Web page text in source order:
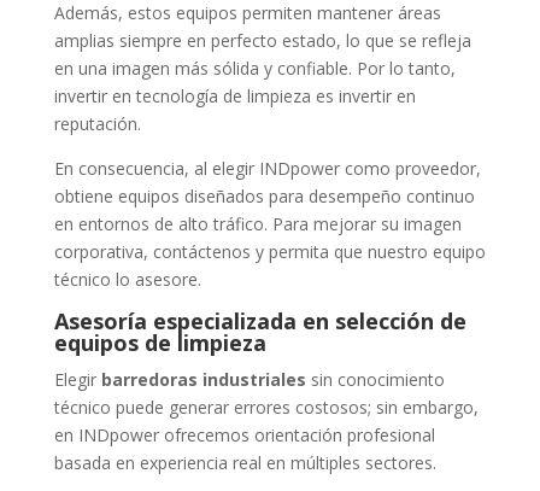
Además, estos equipos permiten mantener áreas
amplias siempre en perfecto estado, lo que se refleja
en una imagen más sólida y confiable. Por lo tanto,
invertir en tecnología de limpieza es invertir en
reputación.
En consecuencia, al elegir INDpower como proveedor,
obtiene equipos diseñados para desempeño continuo
en entornos de alto tráfico. Para mejorar su imagen
corporativa, contáctenos y permita que nuestro equipo
técnico lo asesore.
Asesoría especializada en selección de
equipos de limpieza
Elegir barredoras industriales sin conocimiento
técnico puede generar errores costosos; sin embargo,
en INDpower ofrecemos orientación profesional
basada en experiencia real en múltiples sectores.